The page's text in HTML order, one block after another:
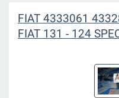
FIAT 4333061
FIAT 131 - 124